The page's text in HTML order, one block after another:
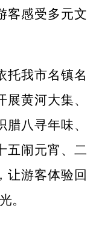
客感受多元文
托我市名镇名
黄河大集、
八寻年味、
五闹元宵、二
让游客体验回
。